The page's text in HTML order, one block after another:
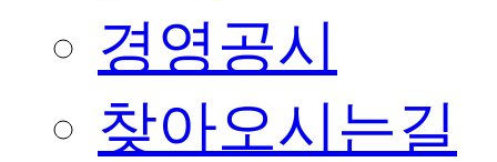
경영공시
찾아오시는길